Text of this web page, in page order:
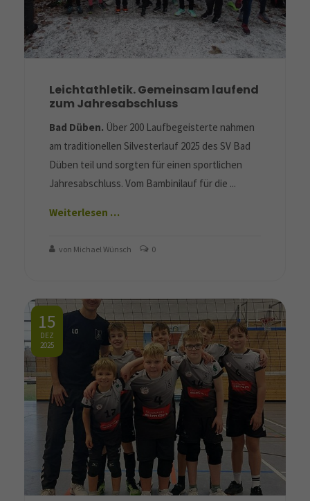
Leichtathletik. Gemeinsam laufend
zum Jahresabschluss
Bad Düben. Über 200 Laufbegeisterte nahmen
am traditionellen Silvesterlauf 2025 des SV Bad
Düben teil und sorgten für einen sportlichen
Jahresabschluss. Vom Bambinilauf für die ...
Weiterlesen …
von Michael Wünsch 0
15
DEZ
2025